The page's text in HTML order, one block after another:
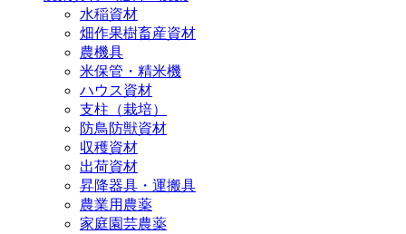
水稲資材
畑作果樹畜産資材
農機具
米保管・精米機
ハウス資材
支柱（栽培）
防鳥防獣資材
収穫資材
出荷資材
昇降器具・運搬具
農業用農薬
家庭園芸農薬